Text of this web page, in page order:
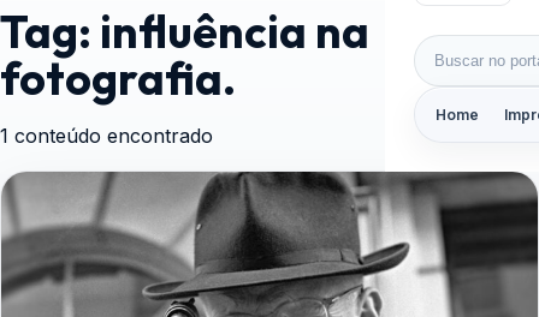
Buscar por:
Home
Tag: influência na
fotografia.
1 conteúdo encontrado